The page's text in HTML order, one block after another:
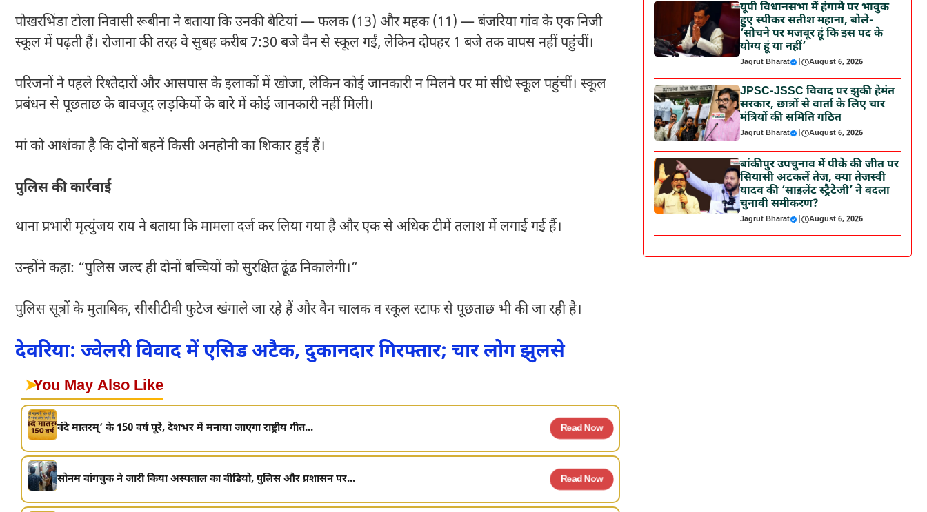
पोखरभिंडा टोला निवासी रूबीना ने बताया कि उनकी बेटियां — फलक (13) और महक (11) — बंजरिया गांव के एक निजी
स्कूल में पढ़ती हैं। रोजाना की तरह वे सुबह करीब 7:30 बजे वैन से स्कूल गईं, लेकिन दोपहर 1 बजे तक वापस नहीं पहुंचीं।
परिजनों ने पहले रिश्तेदारों और आसपास के इलाकों में खोजा, लेकिन कोई जानकारी न मिलने पर मां सीधे स्कूल पहुंचीं। स्कूल
प्रबंधन से पूछताछ के बावजूद लड़कियों के बारे में कोई जानकारी नहीं मिली।
मां को आशंका है कि दोनों बहनें किसी अनहोनी का शिकार हुई हैं।
पुलिस की कार्रवाई
थाना प्रभारी मृत्युंजय राय ने बताया कि मामला दर्ज कर लिया गया है और एक से अधिक टीमें तलाश में लगाई गई हैं।
उन्होंने कहा: “पुलिस जल्द ही दोनों बच्चियों को सुरक्षित ढूंढ निकालेगी।”
पुलिस सूत्रों के मुताबिक, सीसीटीवी फुटेज खंगाले जा रहे हैं और वैन चालक व स्कूल स्टाफ से पूछताछ भी की जा रही है।
देवरिया: ज्वेलरी विवाद में एसिड अटैक, दुकानदार गिरफ्तार; चार लोग झुलसे
➤You May Also Like
वंदे मातरम्’ के 150 वर्ष पूरे, देशभर में मनाया जाएगा राष्ट्रीय गीत... Read Now
सोनम वांगचुक ने जारी किया अस्पताल का वीडियो, पुलिस और प्रशासन पर... Read Now
यूपी विधानसभा में हंगामे पर भावुक
हुए स्पीकर सतीश महाना, बोले-
‘सोचने पर मजबूर हूं कि इस पद के
योग्य हूं या नहीं’
Jagrut Bharat | August 6, 2026
JPSC-JSSC विवाद पर झुकी हेमंत
सरकार, छात्रों से वार्ता के लिए चार
मंत्रियों की समिति गठित
Jagrut Bharat | August 6, 2026
बांकीपुर उपचुनाव में पीके की जीत पर
सियासी अटकलें तेज, क्या तेजस्वी
यादव की ‘साइलेंट स्ट्रैटेजी’ ने बदला
चुनावी समीकरण?
Jagrut Bharat | August 6, 2026